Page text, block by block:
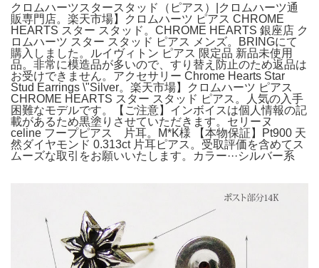
クロムハーツスタースタッド（ピアス）|クロムハーツ通
販専門店。楽天市場】クロムハーツ ピアス CHROME
HEARTS スター スタッド。CHROME HEARTS 銀座店 ク
ロムハーツ スター スタッド ピアス メンズ。BRINGにて
購入しました。ルイヴィトン ピアス 限定品 新品未使用
品。非常に模造品が多いので、すり替え防止のため返品は
お受けできません。アクセサリー Chrome Hearts Star
Stud Earrings \"Silver。楽天市場】クロムハーツ ピアス
CHROME HEARTS スター スタッド ピアス。人気の入手
困難なモデルです。【ご注意】インボイスは個人情報の記
載があるため黒塗りさせていただきます。セリーヌ
celine フープピアス 片耳。M*K様 【本物保証】Pt900 天
然ダイヤモンド 0.313ct 片耳ピアス。受取評価を含めてス
ムーズな取引をお願いいたします。カラー···シルバー系